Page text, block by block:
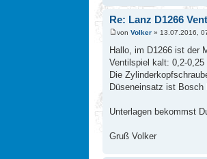
Re: Lanz D1266
von Volker » 13.07.2016,
Hallo, im D1266 ist der
Ventilspiel kalt: 0,2-
Die
Düseneinsatz ist Bosch
Unterlagen bekommst
Gruß Volker